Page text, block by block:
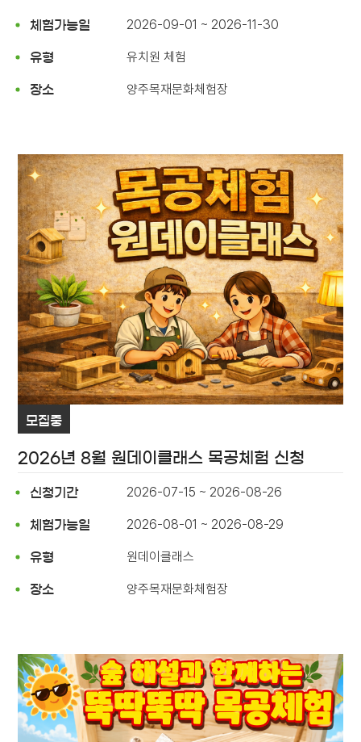
체험가능일 2026-09-01 ~ 2026-11-30
유형 유치원 체험
장소 양주목재문화체험장
모집중
2026년 8월 원데이클래스 목공체험 신청
신청기간 2026-07-15 ~ 2026-08-26
체험가능일 2026-08-01 ~ 2026-08-29
유형 원데이클래스
장소 양주목재문화체험장